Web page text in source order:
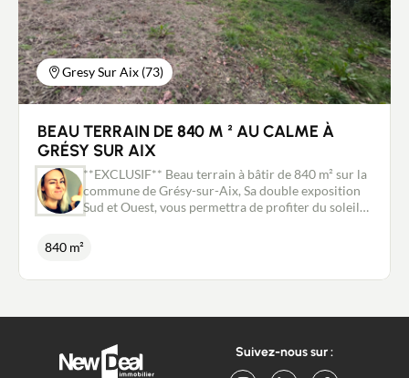
Gresy Sur Aix (73)
BEAU TERRAIN DE 840 M ² AU CALME À
GRÉSY SUR AIX
**EXCLUSIF** Beau terrain à bâtir de 840 m² sur la
commune de Grésy-sur-Aix, Sa double exposition
Sud et Ouest, vous permettra de profiter du soleil
(eau, gaz, électricité, assainissement, fibre) et libre
opportunité contactez moi sans tarder et nous
conviendrons ensemble d'une visite. Les
840 m²
Suivez-nous sur :